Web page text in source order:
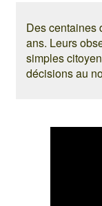
Des centaines
ans. Leurs
simples
décisions au